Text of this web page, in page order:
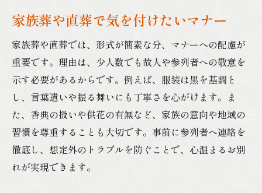
家族葬や直葬で気を付けたいマナー
家族葬や直葬では、形式が簡素な分、マナーへの配慮が
重要です。理由は、少人数でも故人や参列者への敬意を
示す必要があるからです。例えば、服装は黒を基調と
し、言葉遣いや振る舞いにも丁寧さを心がけます。ま
た、香典の扱いや供花の有無など、家族の意向や地域の
習慣を尊重することも大切です。事前に参列者へ連絡を
徹底し、想定外のトラブルを防ぐことで、心温まるお別
れが実現できます。